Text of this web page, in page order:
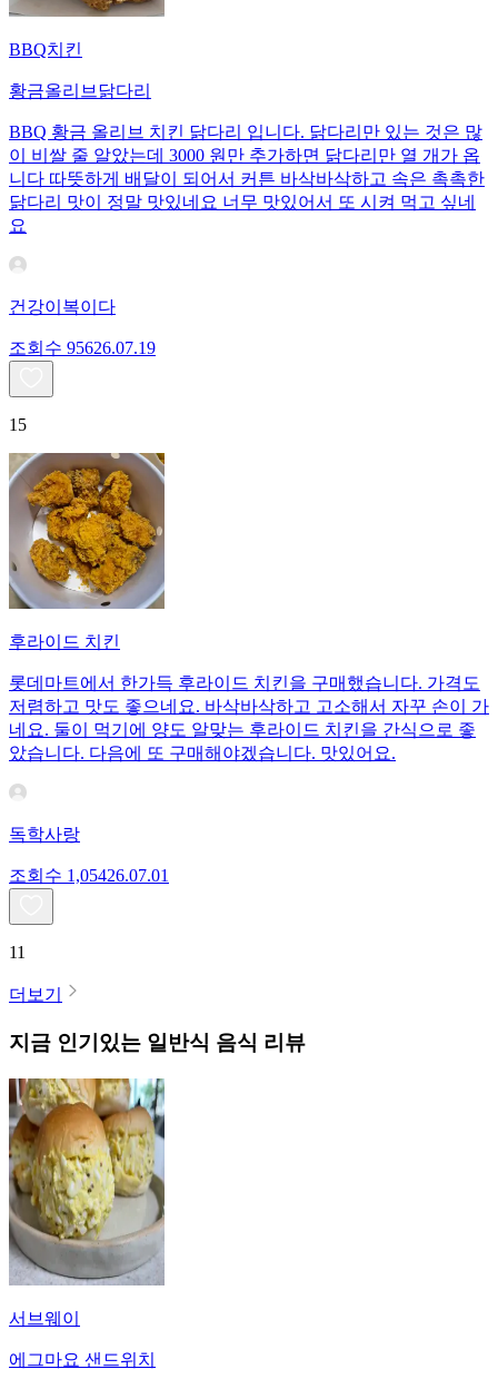
BBQ치킨
황금올리브닭다리
BBQ 황금 올리브 치킨 닭다리 입니다. 닭다리만 있는 것은 많
이 비쌀 줄 알았는데 3000 원만 추가하면 닭다리만 열 개가 옵
니다 따뜻하게 배달이 되어서 커튼 바삭바삭하고 속은 촉촉한
닭다리 맛이 정말 맛있네요 너무 맛있어서 또 시켜 먹고 싶네
요
건강이복이다
조회수 95626.07.19
15
후라이드 치킨
롯데마트에서 한가득 후라이드 치킨을 구매했습니다. 가격도
저렴하고 맛도 좋으네요. 바삭바삭하고 고소해서 자꾸 손이 가
네요. 둘이 먹기에 양도 알맞는 후라이드 치킨을 간식으로 좋
았습니다. 다음에 또 구매해야겠습니다. 맛있어요.
독학사랑
조회수 1,05426.07.01
11
더보기
지금 인기있는 일반식 음식 리뷰
서브웨이
에그마요 샌드위치